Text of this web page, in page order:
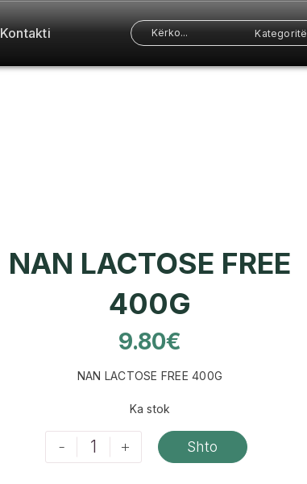
Kontakti Kategoritë
NAN LACTOSE FREE
400G
9.80€
NAN LACTOSE FREE 400G
Ka stok
- + Shto